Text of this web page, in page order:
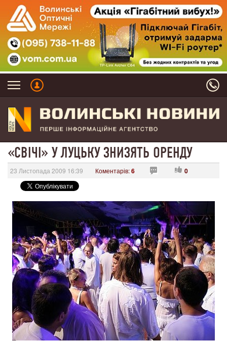
«СВІЧІ» У ЛУЦЬКУ ЗНИЗЯТЬ ОРЕНДУ
23 Листопада 2009 16:39 Коментарів:6 0